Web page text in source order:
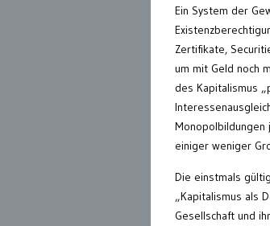
Ein System der
Zertifikate,
um mit Geld noch
des Kapitalismus
Monopolbildungen
einiger weniger
Die einstmals
„Kapitalismus als
Gesellschaft und